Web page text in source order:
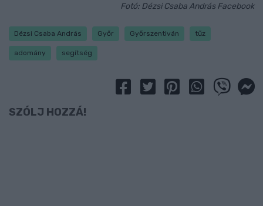
Fotó: Dézsi Csaba András Facebook
Dézsi Csaba András Győr Győrszentiván tűz
adomány segítség
SZÓLJ HOZZÁ!